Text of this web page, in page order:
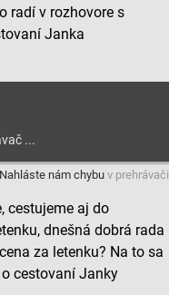
radí v rozhovore s
Janka
Nahláste nám chybu v
cestujeme aj do
dnešná dobrá rada
za letenku? Na to sa
cestovaní Janky